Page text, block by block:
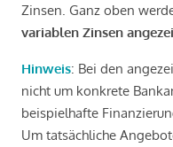
Zinsen. Ganz oben
variablen Zinsen
Hinweis: Bei den
nicht um konkrete
beispielhafte
Um tatsächliche